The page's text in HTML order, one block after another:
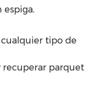
espiga.
cualquier tipo de
recuperar parquet